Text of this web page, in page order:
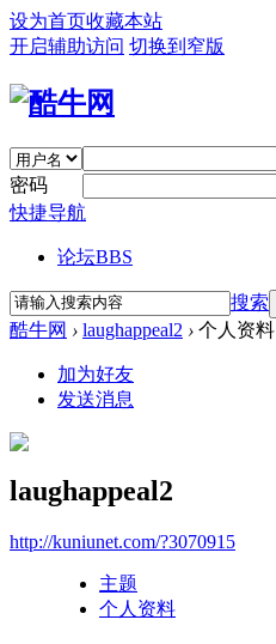
设为首页收藏本站
开启辅助访问 切换到窄版
密码
快捷导航
论坛BBS
搜索
酷牛网 › laughappeal2 › 个人资料
加为好友
发送消息
laughappeal2
http://kuniunet.com/?3070915
主题
个人资料